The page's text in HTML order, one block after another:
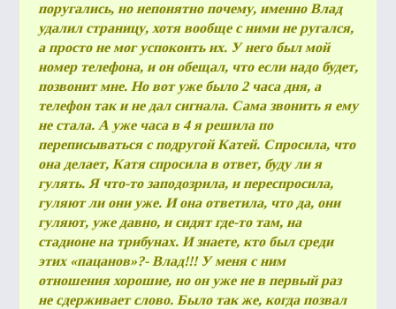
поругались, но непонятно почему, именно Влад
удалил страницу, хотя вообще с ними не ругался,
а просто не мог успокоить их. У него был мой
номер телефона, и он обещал, что если надо будет,
позвонит мне. Но вот уже было 2 часа дня, а
телефон так и не дал сигнала. Сама звонить я ему
не стала. А уже часа в 4 я решила по
переписываться с подругой Катей. Спросила, что
она делает, Катя спросила в ответ, буду ли я
гулять. Я что-то заподозрила, и переспросила,
гуляют ли они уже. И она ответила, что да, они
гуляют, уже давно, и сидят где-то там, на
стадионе на трибунах. И знаете, кто был среди
этих «пацанов»?- Влад!!! У меня с ним
отношения хорошие, но он уже не в первый раз
не сдерживает слово. Было так же, когда позвал